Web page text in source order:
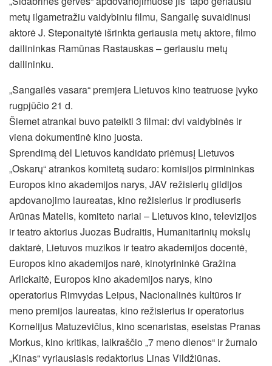
metų ilgametražiu vaidybiniu filmu, Sangailę suvaidinusi
aktorė J. Steponaitytė išrinkta geriausia metų aktore, filmo
dailininkas Ramūnas Rastauskas – geriausiu metų
dailininku.
„Sangailės vasara“ premjera Lietuvos kino teatruose įvyko
rugpjūčio 21 d.
Šiemet atrankai buvo pateikti 3 filmai: dvi vaidybinės ir
viena dokumentinė kino juosta.
Sprendimą dėl Lietuvos kandidato priėmusį Lietuvos
„Oskarų“ atrankos komitetą sudaro: komisijos pirmininkas
Europos kino akademijos narys, JAV režisierių gildijos
apdovanojimo laureatas, kino režisierius ir prodiuseris
Arūnas Matelis, komiteto nariai – Lietuvos kino, televizijos
ir teatro aktorius Juozas Budraitis, Humanitarinių mokslų
daktarė, Lietuvos muzikos ir teatro akademijos docentė,
Europos kino akademijos narė, kinotyrininkė Gražina
Arlickaitė, Europos kino akademijos narys, kino
operatorius Rimvydas Leipus, Nacionalinės kultūros ir
meno premijos laureatas, kino režisierius ir operatorius
Kornelijus Matuzevičius, kino scenaristas, eseistas Pranas
Morkus, kino kritikas, laikraščio „7 meno dienos“ ir žurnalo
„Kinas“ vyriausiasis redaktorius Linas Vildžiūnas.